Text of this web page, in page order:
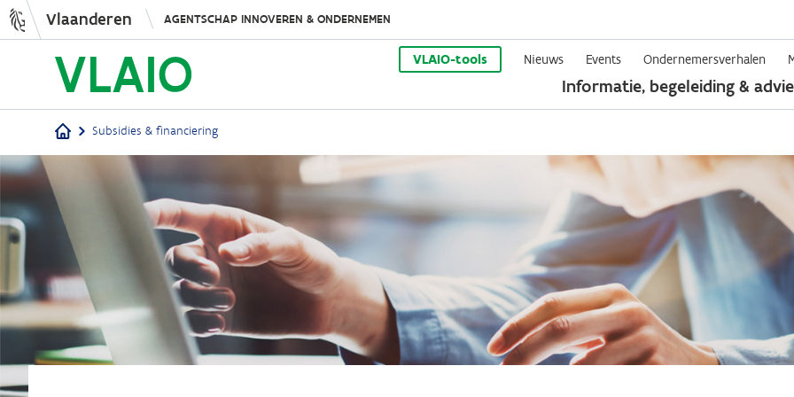
Overslaan
en
naar
de
Vlaanderen AGENTSCHAP INNOVEREN & ONDERNEMEN
VLAIO-tools Nieuws Events Ondernemersverhalen
Informatie, begeleiding &
Kruimelpad
Subsidies & financiering